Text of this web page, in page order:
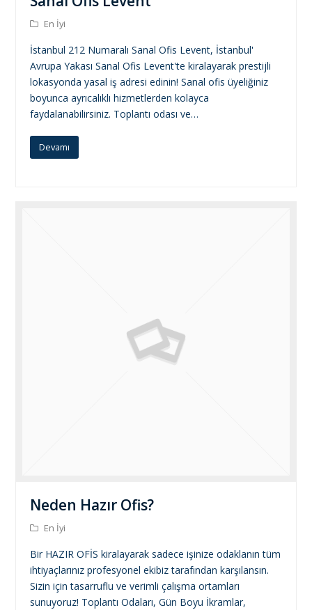
En İyi
İstanbul 212 Numaralı Sanal Ofis Levent, İstanbul'
Avrupa Yakası Sanal Ofis Levent'te kiralayarak prestijli
lokasyonda yasal iş adresi edinin! Sanal ofis üyeliğiniz
boyunca ayrıcalıklı hizmetlerden kolayca
faydalanabilirsiniz. Toplantı odası ve…
Devamı
Neden Hazır Ofis?
En İyi
Bir HAZIR OFİS kiralayarak sadece işinize odaklanın tüm
ihtiyaçlarınız profesyonel ekibiz tarafından karşılansın.
Sizin için tasarruflu ve verimli çalışma ortamları
sunuyoruz! Toplantı Odaları, Gün Boyu İkramlar,